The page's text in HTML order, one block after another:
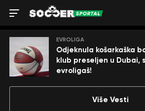
EVROLIGA
Odjeknula košarkaška
klub preseljen u Dubai,
evroligaš!
Više Vesti